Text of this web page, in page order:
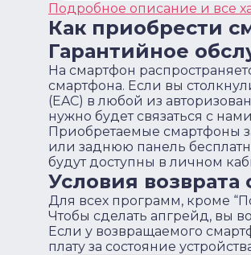
Подробное описание и все
Как приобрести
Гарантийное
На смартфон
смартфона. Если вы
(EAC) в любой из
нужно будет связаться с
Приобретаемые смартфоны
или заднюю панель
будут доступны в личном
Условия
Для всех программ, кроме
Чтобы сделать апгрейд, вы
Если у возвращаемого
плату за состояние